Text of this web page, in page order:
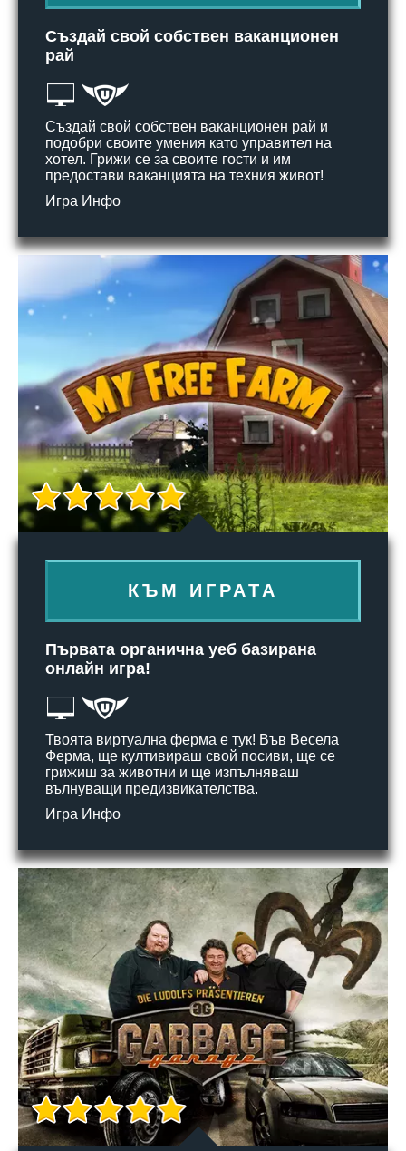
Създай свой собствен ваканционен
рай
Създай свой собствен ваканционен рай и
подобри своите умения като управител на
хотел. Грижи се за своите гости и им
предостави ваканцията на техния живот!
Игра Инфо
КЪМ ИГРАТА
Първата органична уеб базирана
онлайн игра!
Твоята виртуална ферма е тук! Във Весела
Ферма, ще култивираш свой посиви, ще се
грижиш за животни и ще изпълняваш
вълнуващи предизвикателства.
Игра Инфо